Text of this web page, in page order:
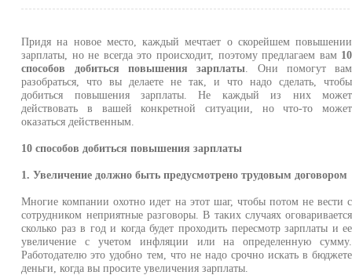
Придя на новое место, каждый мечтает о скорейшем повышении
зарплаты, но не всегда это происходит, поэтому предлагаем вам 10
способов добиться повышения зарплаты . Они помогут вам
разобраться, что вы делаете не так, и что надо сделать, чтобы
добиться повышения зарплаты. Не каждый из них может
действовать в вашей конкретной ситуации, но что-то может
оказаться действенным.
10 способов добиться повышения зарплаты
1. Увеличение должно быть предусмотрено трудовым договором
Многие компании охотно идет на этот шаг, чтобы потом не вести с
сотрудником неприятные разговоры. В таких случаях оговаривается
сколько раз в год и когда будет проходить пересмотр зарплаты и ее
увеличение с учетом инфляции или на определенную сумму.
Работодателю это удобно тем, что не надо срочно искать в бюджете
деньги, когда вы просите увеличения зарплаты.